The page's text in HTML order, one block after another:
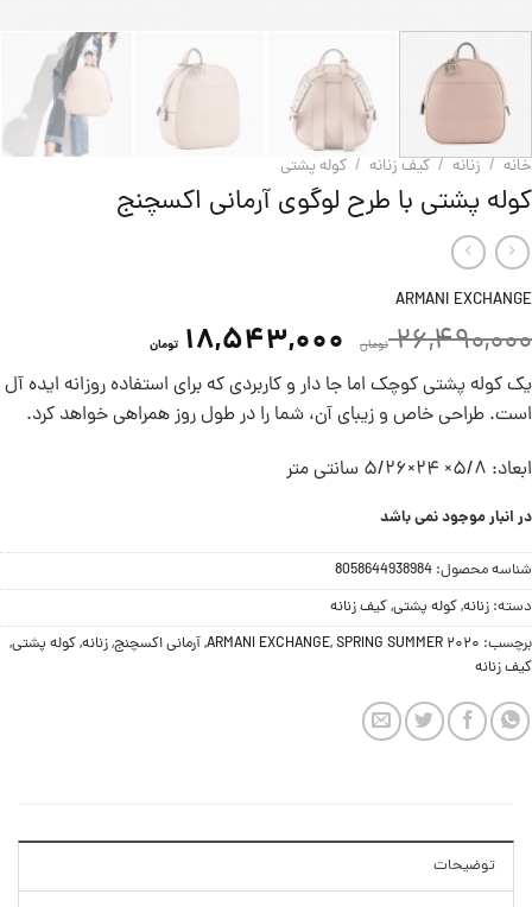
خانه / زنانه / کیف زنانه / کوله پشتی
کوله پشتی با طرح لوگوی آرمانی اکسچنج
ARMANI EXCHANGE
26,490,000 تومان 18,543,000 تومان
یک کوله پشتی کوچک اما جا دار و کاربردی که برای استفاده روزانه ایده آل
است. طراحی خاص و زیبای آن، شما را در طول روز همراهی خواهد کرد.
ابعاد: 5/8× 24×5/26 سانتی متر
در انبار موجود نمی باشد
شناسه محصول: 8058644938984
دسته: زنانه,کوله پشتی,کیف زنانه
برچسب:
ARMANI EXCHANGE,SPRING SUMMER 2020
,آرمانی اکسچنج,زنانه,کوله پشتی,
کیف زنانه
توضیحات